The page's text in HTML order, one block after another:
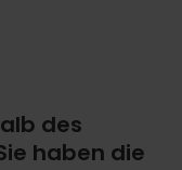
des
haben die